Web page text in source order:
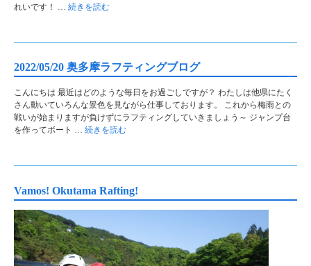
れいです！ … 続きを読む
2022/05/20 奥多摩ラフティングブログ
こんにちは 最近はどのような毎日をお過ごしですが？ わたしは他県にたく
さん動いていろんな景色を見ながら仕事しております。 これから梅雨との
戦いが始まりますが負けずにラフティングしていきましょう～ ジャンプ台
を作ってボート … 続きを読む
Vamos! Okutama Rafting!